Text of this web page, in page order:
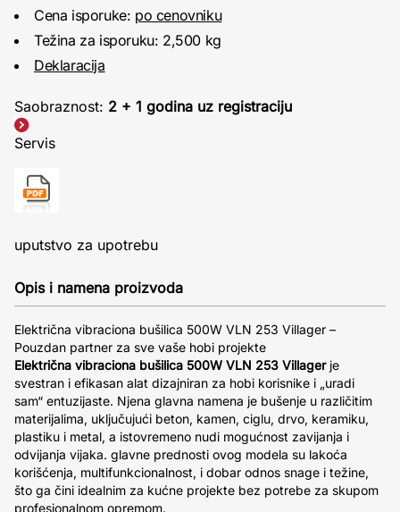
Cena isporuke: po cenovniku
Težina za isporuku: 2,500 kg
Deklaracija
Saobraznost: 2 + 1 godina uz registraciju
Servis
uputstvo za upotrebu
Opis i namena proizvoda
Električna vibraciona bušilica 500W VLN 253 Villager –
Pouzdan partner za sve vaše hobi projekte
Električna vibraciona bušilica 500W VLN 253 Villagerje
svestran i efikasan alat dizajniran za hobi korisnike i „uradi
sam“ entuzijaste. Njena glavna namena je bušenje u različitim
materijalima, uključujući beton, kamen, ciglu, drvo, keramiku,
plastiku i metal, a istovremeno nudi mogućnost zavijanja i
odvijanja vijaka. glavne prednosti ovog modela su lakoća
korišćenja, multifunkcionalnost, i dobar odnos snage i težine,
što ga čini idealnim za kućne projekte bez potrebe za skupom
profesionalnom opremom.